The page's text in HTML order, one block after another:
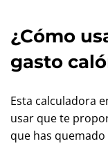
¿Cómo
gasto
Esta calculadora
usar que te
que has